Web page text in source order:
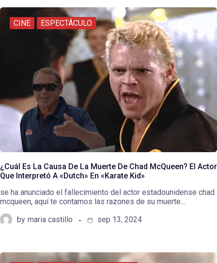
CINE ESPECTÁCULO
¿Cuál Es La Causa De La Muerte De Chad McQueen? El Actor
Que Interpretó A «Dutch» En «Karate Kid»
se ha anunciado el fallecimiento del actor estadounidense chad
mcqueen, aquí te contamos las razones de su muerte…
by maria castillo sep 13, 2024